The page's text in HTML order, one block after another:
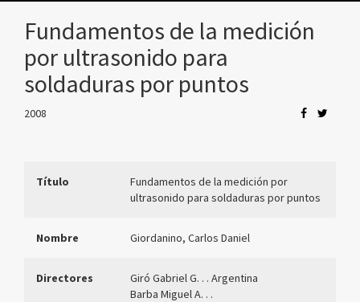
Fundamentos de la medición
por ultrasonido para
soldaduras por puntos
2008
Título
Fundamentos de la medición por
ultrasonido para soldaduras por puntos
Nombre Giordanino, Carlos Daniel
Directores
Giró Gabriel G. . . Argentina
Barba Miguel A. . .